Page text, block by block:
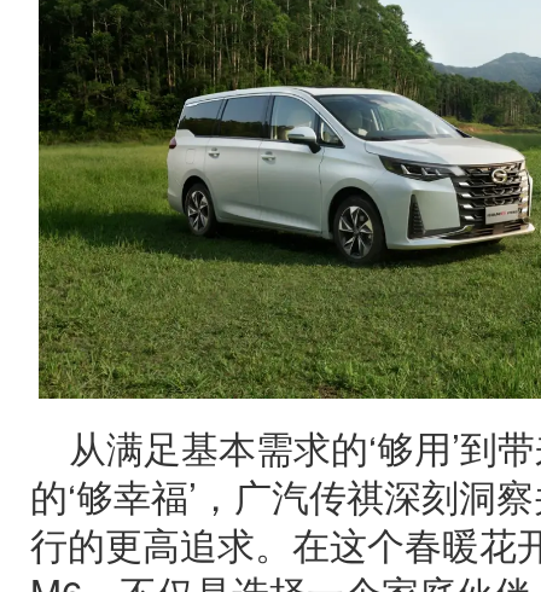
从满足基本需求的‘够用’到
的‘够幸福’，广汽传祺深刻洞
行的更高追求。在这个春暖花